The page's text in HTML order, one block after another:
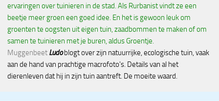
ervaringen over tuinieren in de stad. Als Rurbanist vindt ze een
beetje meer groen een goed idee. En het is gewoon leuk om
groenten te oogsten uit eigen tuin, zaadbommen te maken of om
samen te tuinieren met je buren, aldus Groentje.
Muggenbeet Ludoblogt over zijn natuurrijke, ecologische tuin, vaak
aan de hand van prachtige macrofoto's. Details van al het
dierenleven dat hij in zijn tuin aantreft. De moeite waard.